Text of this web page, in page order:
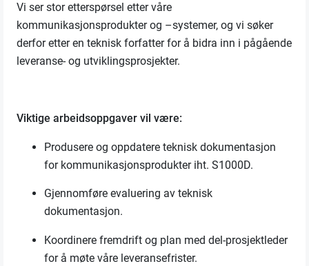
Vi ser stor etterspørsel etter våre
kommunikasjonsprodukter og –systemer, og vi søker
derfor etter enteknisk forfatterforå bidra inn i pågående
leveranse- og utviklingsprosjekter.
Viktige arbeidsoppgaver vil være:
Produsere og oppdatere teknisk dokumentasjon
for kommunikasjonsprodukteriht. S1000D.
Gjennomføre evaluering av teknisk
dokumentasjon.
Koordinere fremdrift og plan meddel-prosjektleder
for å møte våre leveransefrister.